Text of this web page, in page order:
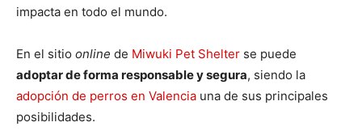
impacta en todo el mundo.
En el sitio online de Miwuki Pet Shelter se puede
adoptar de forma responsable y segura, siendo la
adopción de perros en Valencia una de sus principales
posibilidades.